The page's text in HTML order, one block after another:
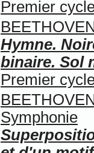
Premier
Hymne.
binaire. Sol
Premier
Symphonie